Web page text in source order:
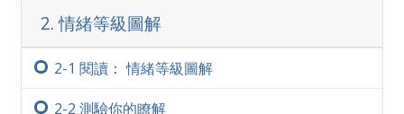
2. 情緒等級圖解
閱讀： 情緒等級圖解
測驗你的瞭解